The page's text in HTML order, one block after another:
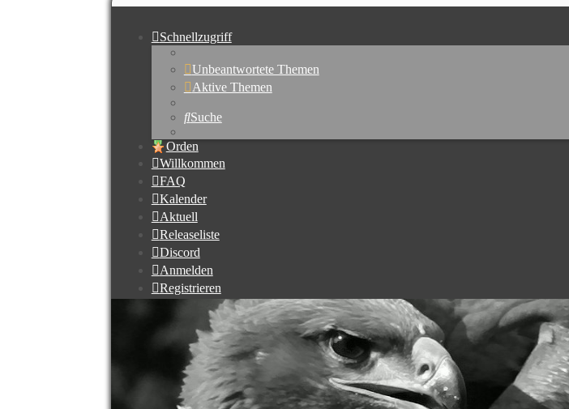
Schnellzugriff
Unbeantwortete Themen
Aktive Themen
Suche
Orden
Willkommen
FAQ
Kalender
Aktuell
Releaseliste
Discord
Anmelden
Registrieren